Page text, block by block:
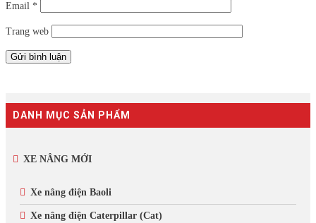
Email *
Trang web
DANH MỤC SẢN PHẨM
XE NÂNG MỚI
Xe nâng điện Baoli
Xe nâng điện Caterpillar (Cat)